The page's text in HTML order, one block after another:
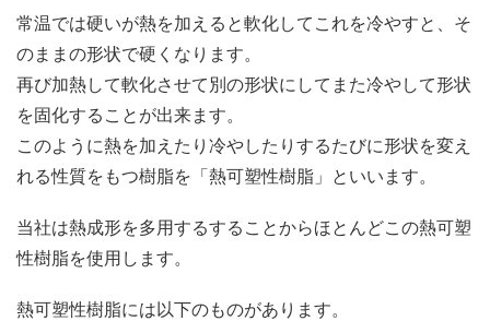
常温では硬いが熱を加えると軟化してこれを冷やすと、そ
のままの形状で硬くなります。
再び加熱して軟化させて別の形状にしてまた冷やして形状
を固化することが出来ます。
このように熱を加えたり冷やしたりするたびに形状を変え
れる性質をもつ樹脂を「熱可塑性樹脂」といいます。
当社は熱成形を多用するすることからほとんどこの熱可塑
性樹脂を使用します。
熱可塑性樹脂には以下のものがあります。